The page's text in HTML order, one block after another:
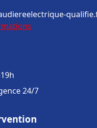
24/7